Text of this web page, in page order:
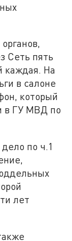
Сеть пять
каждая. На
в салоне
который
в ГУ МВД по
по ч.1
лет